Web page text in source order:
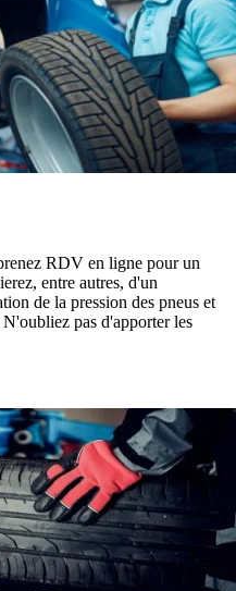
RDV en ligne pour un
entre autres, d'un
de la pression des pneus et
pas d'apporter les